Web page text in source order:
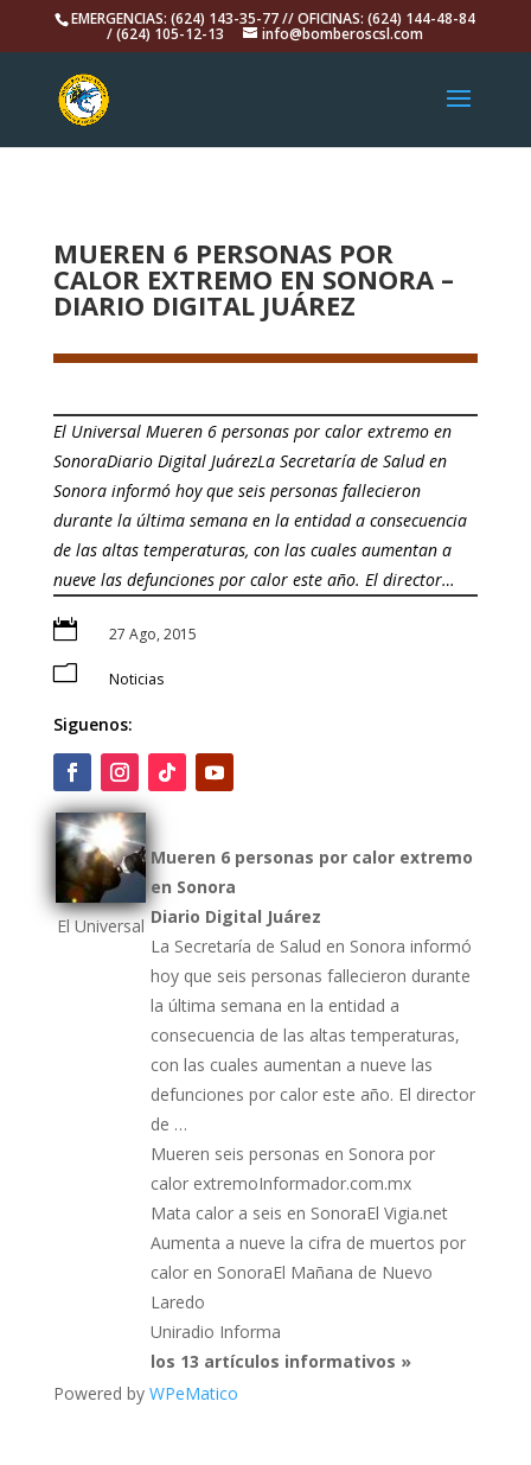
EMERGENCIAS: (624) 143-35-77 // OFICINAS: (624) 144-48-84
/ (624) 105-12-13 info@bomberoscsl.com
MUEREN 6 PERSONAS POR
CALOR EXTREMO EN SONORA –
DIARIO DIGITAL JUÁREZ
El Universal Mueren 6 personas por calor extremo en
SonoraDiario Digital JuárezLa Secretaría de Salud en
Sonora informó hoy que seis personas fallecieron
durante la última semana en la entidad a consecuencia
de las altas temperaturas, con las cuales aumentan a
nueve las defunciones por calor este año. El director…
 27 Ago, 2015
m Noticias
Siguenos:
El Universal
Mueren 6 personas por calor extremo
en Sonora
Diario Digital Juárez
La Secretaría de Salud en Sonora informó
hoy que seis personas fallecieron durante
la última semana en la entidad a
consecuencia de las altas temperaturas,
con las cuales aumentan a nueve las
defunciones por calor este año. El director
de …
Mueren seis personas en Sonora por
calor extremoInformador.com.mx
Mata calor a seis en SonoraEl Vigia.net
Aumenta a nueve la cifra de muertos por
calor en SonoraEl Mañana de Nuevo
Laredo
Uniradio Informa
los 13 artículos informativos »
Powered by WPeMatico